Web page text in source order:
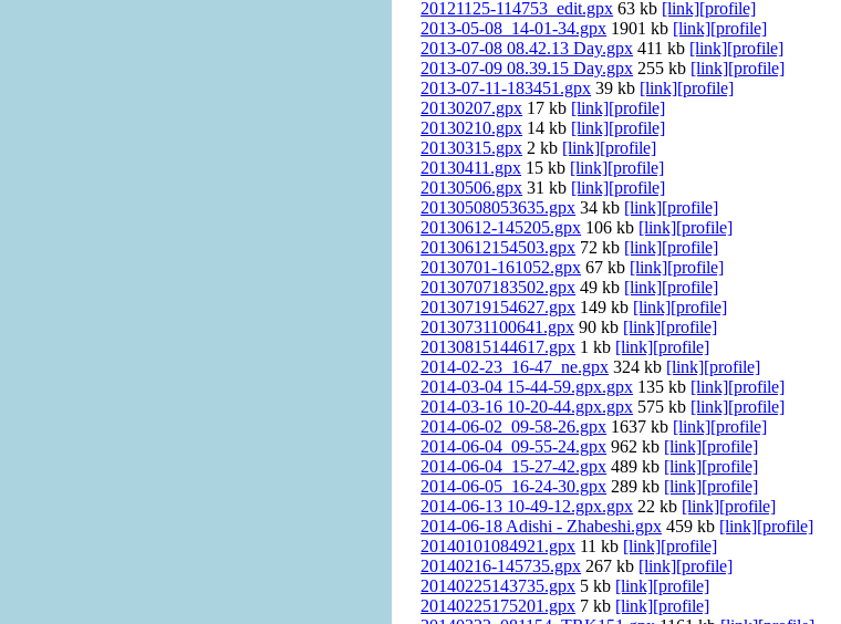
20121125-114753_edit.gpx 63 kb [link][profile]
2013-05-08_14-01-34.gpx 1901 kb [link][profile]
2013-07-08 08.42.13 Day.gpx 411 kb [link][profile]
2013-07-09 08.39.15 Day.gpx 255 kb [link][profile]
2013-07-11-183451.gpx 39 kb [link][profile]
20130207.gpx 17 kb [link][profile]
20130210.gpx 14 kb [link][profile]
20130315.gpx 2 kb [link][profile]
20130411.gpx 15 kb [link][profile]
20130506.gpx 31 kb [link][profile]
20130508053635.gpx 34 kb [link][profile]
20130612-145205.gpx 106 kb [link][profile]
20130612154503.gpx 72 kb [link][profile]
20130701-161052.gpx 67 kb [link][profile]
20130707183502.gpx 49 kb [link][profile]
20130719154627.gpx 149 kb [link][profile]
20130731100641.gpx 90 kb [link][profile]
20130815144617.gpx 1 kb [link][profile]
2014-02-23_16-47_ne.gpx 324 kb [link][profile]
2014-03-04 15-44-59.gpx.gpx 135 kb [link][profile]
2014-03-16 10-20-44.gpx.gpx 575 kb [link][profile]
2014-06-02_09-58-26.gpx 1637 kb [link][profile]
2014-06-04_09-55-24.gpx 962 kb [link][profile]
2014-06-04_15-27-42.gpx 489 kb [link][profile]
2014-06-05_16-24-30.gpx 289 kb [link][profile]
2014-06-13 10-49-12.gpx.gpx 22 kb [link][profile]
2014-06-18 Adishi - Zhabeshi.gpx 459 kb [link][profile]
20140101084921.gpx 11 kb [link][profile]
20140216-145735.gpx 267 kb [link][profile]
20140225143735.gpx 5 kb [link][profile]
20140225175201.gpx 7 kb [link][profile]